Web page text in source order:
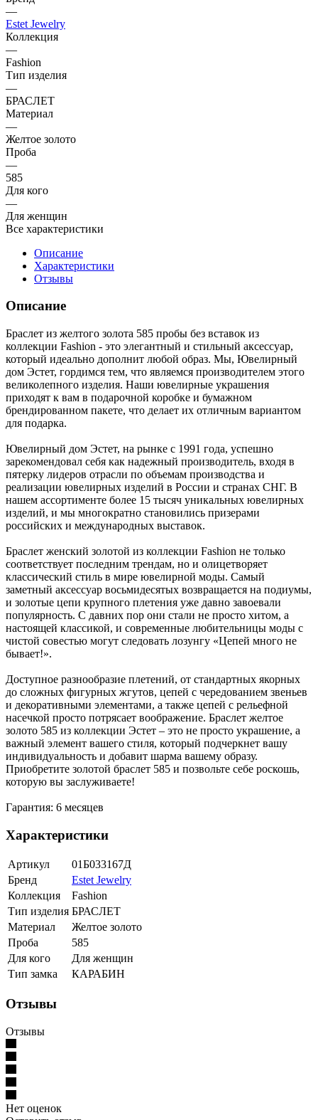
—
Estet Jewelry
Коллекция
—
Fashion
Тип изделия
—
БРАСЛЕТ
Материал
—
Желтое золото
Проба
—
585
Для кого
—
Для женщин
Все характеристики
Описание
Характеристики
Отзывы
Описание
Браслет из желтого золота 585 пробы без вставок из
коллекции Fashion - это элегантный и стильный аксессуар,
который идеально дополнит любой образ. Мы, Ювелирный
дом Эстет, гордимся тем, что являемся производителем этого
великолепного изделия. Наши ювелирные украшения
приходят к вам в подарочной коробке и бумажном
брендированном пакете, что делает их отличным вариантом
для подарка.
Ювелирный дом Эстет, на рынке с 1991 года, успешно
зарекомендовал себя как надежный производитель, входя в
пятерку лидеров отрасли по объемам производства и
реализации ювелирных изделий в России и странах СНГ. В
нашем ассортименте более 15 тысяч уникальных ювелирных
изделий, и мы многократно становились призерами
российских и международных выставок.
Браслет женский золотой из коллекции Fashion не только
соответствует последним трендам, но и олицетворяет
классический стиль в мире ювелирной моды. Самый
заметный аксессуар восьмидесятых возвращается на подиумы,
и золотые цепи крупного плетения уже давно завоевали
популярность. С давних пор они стали не просто хитом, а
настоящей классикой, и современные любительницы моды с
чистой совестью могут следовать лозунгу «Цепей много не
бывает!».
Доступное разнообразие плетений, от стандартных якорных
до сложных фигурных жгутов, цепей с чередованием звеньев
и декоративными элементами, а также цепей с рельефной
насечкой просто потрясает воображение. Браслет желтое
золото 585 из коллекции Эстет – это не просто украшение, а
важный элемент вашего стиля, который подчеркнет вашу
индивидуальность и добавит шарма вашему образу.
Приобретите золотой браслет 585 и позвольте себе роскошь,
которую вы заслуживаете!
Гарантия: 6 месяцев
Характеристики
Артикул
01Б033167Д
Бренд
Estet Jewelry
Коллекция
Fashion
Тип изделия БРАСЛЕТ
Материал
Желтое золото
Проба
585
Для кого
Для женщин
Тип замка
КАРАБИН
Отзывы
Отзывы
Нет оценок